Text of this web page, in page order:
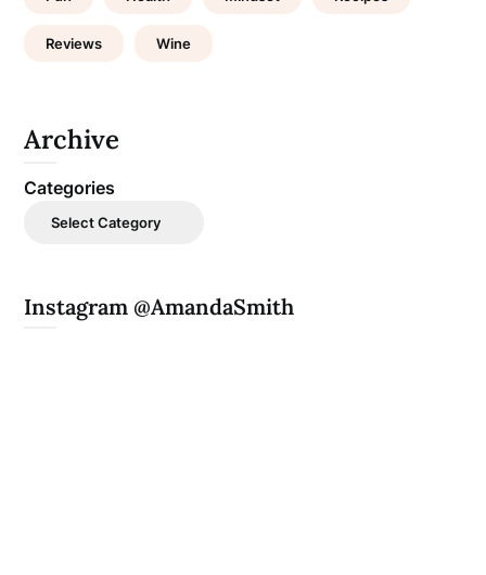
Reviews Wine
Archive
Categories
Instagram @AmandaSmith